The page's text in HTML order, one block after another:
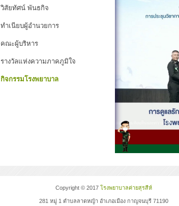
วิสัยทัศน์ พันธกิจ
ทำเนียบผู้อำนวยการ
คณะผู้บริหาร
รางวัลแห่งความภาคภูมิใจ
กิจกรรมโรงพยาบาล
Copyright © 2017โรงพยาบาลค่ายสุรสีห์
281 หมู่ 1 ตำบลลาดหญ้า อำเภอเมือง กาญจนบุรี 71190